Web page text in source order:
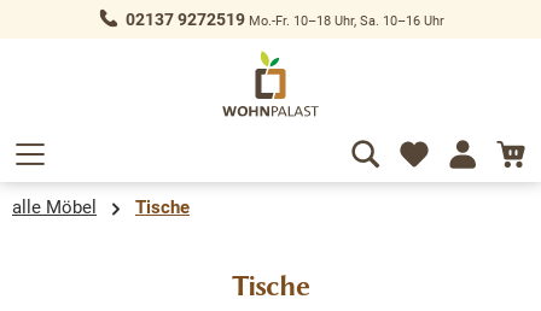
springen 02137 9272519Mo.-Fr. 10–18 Uhr, Sa. 10–16 Uhr
alle Möbel Tische
Tische